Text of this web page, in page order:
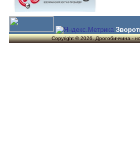
Copyright © 2026. Дрогобиччина -